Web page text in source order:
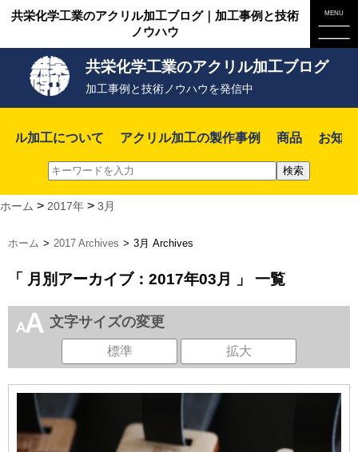
共栄化学工業のアクリル加工ブログ
加工事例と技術ノウハウを発信中
ル加工について アクリル加工の製作事例 商品 お知
ホーム > 2017年 > 3月
共栄化学工業のアクリル加工ブログ｜加工事例と技術
ノウハウ
ホーム > 2017 Archives > 3月 Archives
「 月別アーカイブ：2017年03月 」 一覧
文字サイズの変更
標準 拡大